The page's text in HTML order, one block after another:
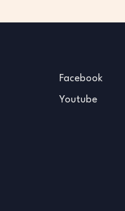
Facebook
Youtube